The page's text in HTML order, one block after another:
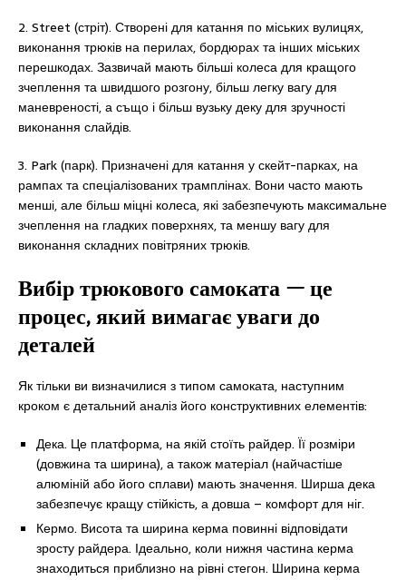
2. Street (стріт). Створені для катання по міських вулицях,
виконання трюків на перилах, бордюрах та інших міських
перешкодах. Зазвичай мають більші колеса для кращого
зчеплення та швидшого розгону, більш легку вагу для
маневреності, а също і більш вузьку деку для зручності
виконання слайдів.
3. Park (парк). Призначені для катання у скейт-парках, на
рампах та спеціалізованих трамплінах. Вони часто мають
менші, але більш міцні колеса, які забезпечують максимальне
зчеплення на гладких поверхнях, та меншу вагу для
виконання складних повітряних трюків.
Вибір трюкового самоката — це
процес, який вимагає уваги до
деталей
Як тільки ви визначилися з типом самоката, наступним
кроком є детальний аналіз його конструктивних елементів:
Дека. Це платформа, на якій стоїть райдер. Її розміри
(довжина та ширина), а також матеріал (найчастіше
алюміній або його сплави) мають значення. Ширша дека
забезпечує кращу стійкість, а довша – комфорт для ніг.
Кермо. Висота та ширина керма повинні відповідати
зросту райдера. Ідеально, коли нижня частина керма
знаходиться приблизно на рівні стегон. Ширина керма